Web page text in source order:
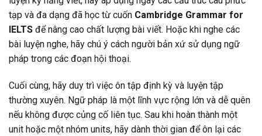
tạp và đa dạng đã học từ cuốn Cambridge Grammar for
IELTS để nâng cao chất lượng bài viết. Hoặc khi nghe các
bài luyện nghe, hãy chú ý cách người bản xứ sử dụng ngữ
pháp trong các đoạn hội thoại.
Cuối cùng, hãy duy trì việc ôn tập định kỳ và luyện tập
thường xuyên. Ngữ pháp là một lĩnh vực rộng lớn và dễ quên
nếu không được củng cố liên tục. Sau khi hoàn thành một
unit hoặc một nhóm units, hãy dành thời gian để ôn lại các